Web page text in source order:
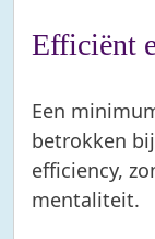
Efficiënt
Een
betrokken
efficiency,
mentaliteit.